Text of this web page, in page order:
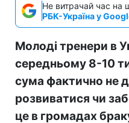
Не витрачай час на
РБК-Україна у
Молоді тренери в
середньому 8-10
сума фактично не
розвиватися чи
це в громадах